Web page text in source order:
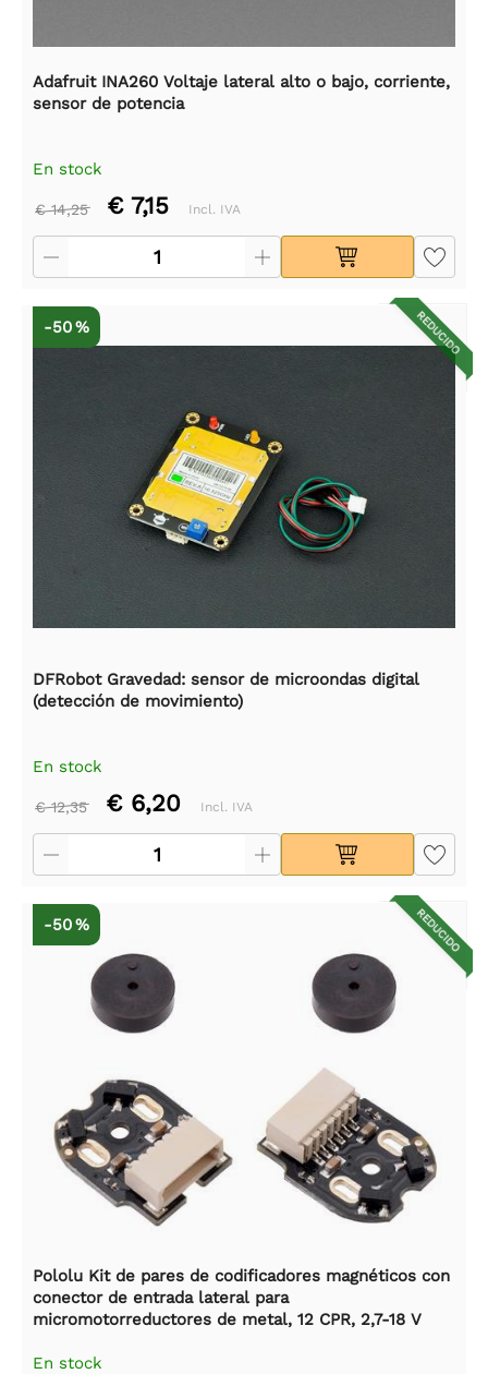
Adafruit INA260 Voltaje lateral alto o bajo, corriente,
sensor de potencia
En stock
€ 14,25 € 7,15 Incl. IVA
REDUCIDO
-50 %
DFRobot Gravedad: sensor de microondas digital
(detección de movimiento)
En stock
€ 12,35 € 6,20 Incl. IVA
REDUCIDO
-50 %
Pololu Kit de pares de codificadores magnéticos con
conector de entrada lateral para
micromotorreductores de metal, 12 CPR, 2,7-18 V
En stock